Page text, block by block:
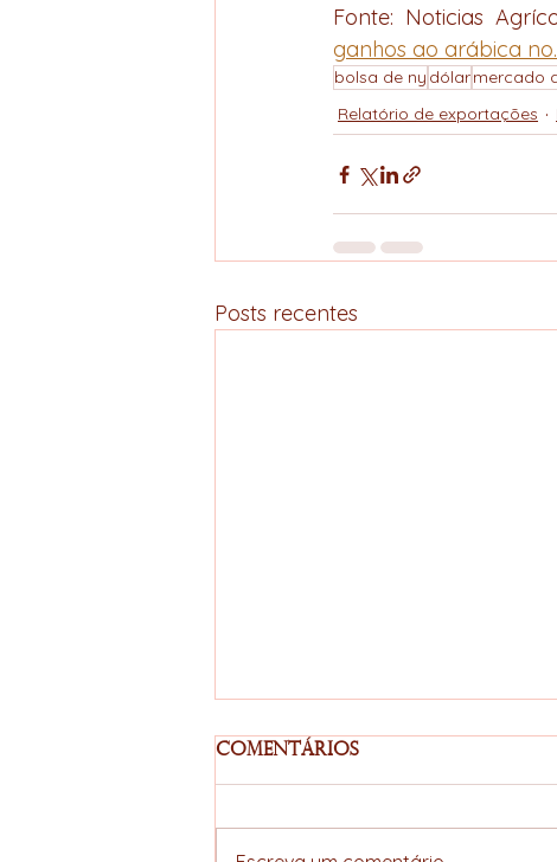
Fonte: Noticias
ganhos ao arábica
bolsa de ny dólarmercado
Relatório de exportações
Posts recentes
Comentários